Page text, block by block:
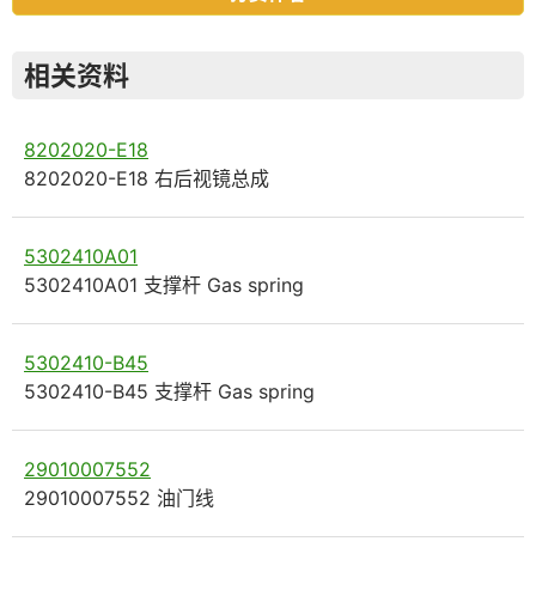
相关资料
8202020-E18
8202020-E18 右后视镜总成
5302410A01
5302410A01 支撑杆 Gas spring
5302410-B45
5302410-B45 支撑杆 Gas spring
29010007552
29010007552 油门线